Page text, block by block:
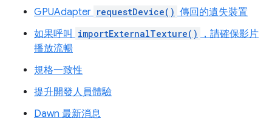
GPUAdapter requestDevice() 傳回的遺失裝置
如果呼叫
importExternalTexture()
，請確保影片
播放流暢
規格一致性
提升開發人員體驗
Dawn 最新消息